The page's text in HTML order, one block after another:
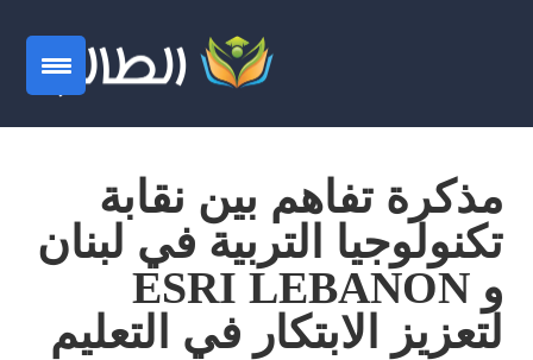
مذكرة تفاهم بين نقابة
تكنولوجيا التربية في لبنان
و ESRI LEBANON
لتعزيز الابتكار في التعليم